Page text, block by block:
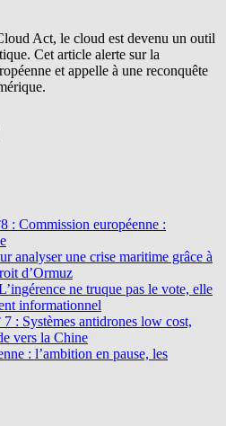
Act, le cloud est devenu un outil
Cet article alerte sur la
et appelle à une reconquête
Commission européenne :
analyser une crise maritime grâce à
d’Ormuz
ne truque pas le vote, elle
informationnel
: Systèmes antidrones low cost,
vers la Chine
: l’ambition en pause, les